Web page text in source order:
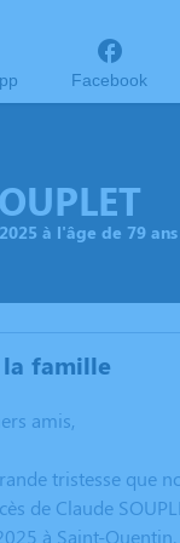
Facebook
à l'âge de 79 ans
la famille
amis,
tristesse que
de Claude
à Saint-Quentin.